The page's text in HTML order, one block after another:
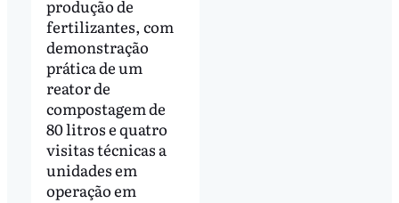
produção de
fertilizantes, com
demonstração
prática de um
reator de
compostagem de
80 litros e quatro
visitas técnicas a
unidades em
operação em